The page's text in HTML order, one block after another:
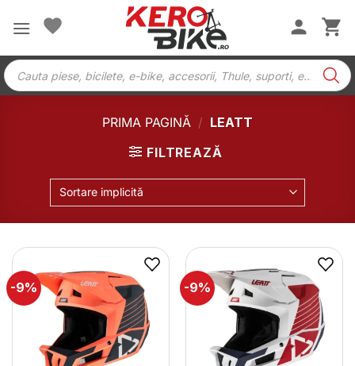
Products
search
PRIMA PAGINĂ / LEATT
FILTREAZĂ
Sortare implicită
-9% -9%